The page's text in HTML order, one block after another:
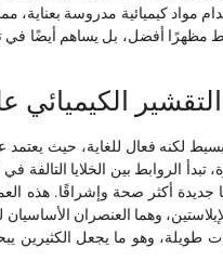
مواد كيميائية مدروسة بعناية،
مظهرًا أفضل، بل يساهم أيضًا
الكيميائي
لكنه فعال للغاية، حيث يعتمد
تبدأ الروابط بين الخلايا
جديدة أكثر صحة وإشراقًا. هذه
وهما العنصران
طويلة، وهو ما يجعل الكثيرين